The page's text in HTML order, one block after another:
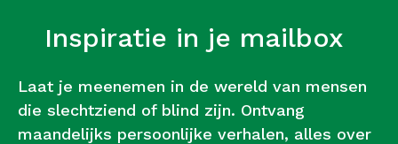
Inspiratie in je mailbox
Laat je meenemen in de wereld van mensen
die slechtziend of blind zijn. Ontvang
maandelijks persoonlijke verhalen, alles over